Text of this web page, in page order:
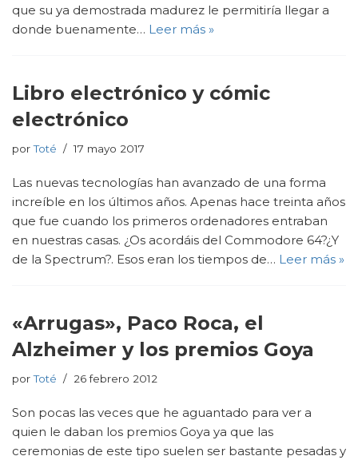
que su ya demostrada madurez le permitiría llegar a
donde buenamente… Leer más »
Libro electrónico y cómic
electrónico
porToté 17 mayo 2017
Las nuevas tecnologías han avanzado de una forma
increíble en los últimos años. Apenas hace treinta años
que fue cuando los primeros ordenadores entraban
en nuestras casas. ¿Os acordáis del Commodore 64?¿Y
de la Spectrum?. Esos eran los tiempos de… Leer más »
«Arrugas», Paco Roca, el
Alzheimer y los premios Goya
porToté 26 febrero 2012
Son pocas las veces que he aguantado para ver a
quien le daban los premios Goya ya que las
ceremonias de este tipo suelen ser bastante pesadas y